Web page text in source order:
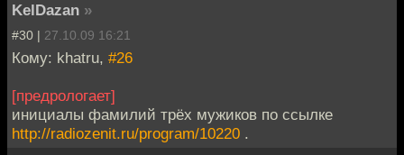
KelDazan »
#30 | 27.10.09 16:21
Кому: khatru, #26
[предрологает]
инициалы фамилий трёх мужиков по ссылке
http://radiozenit.ru/program/10220 .